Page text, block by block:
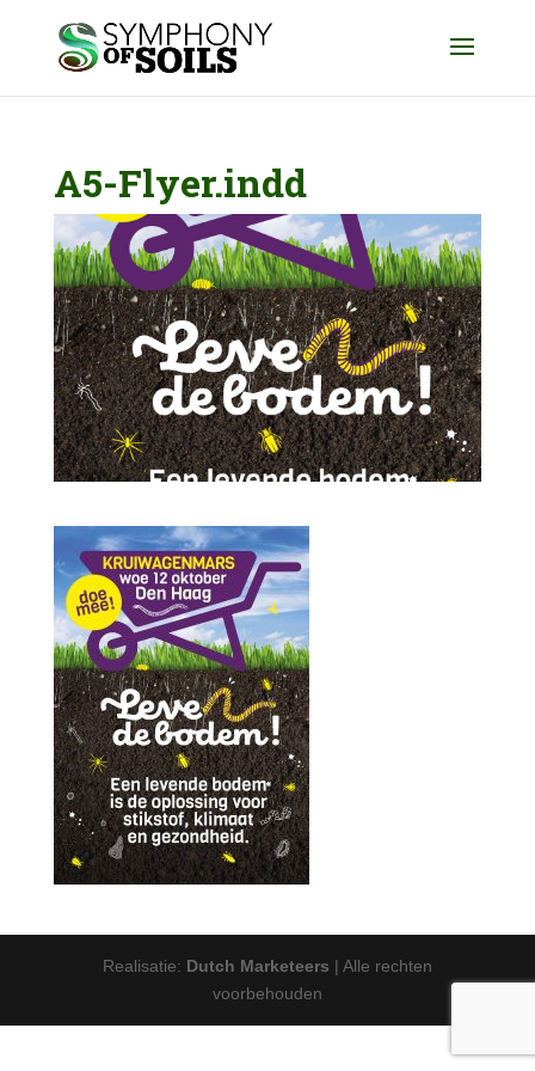
A5-Flyer.indd
Realisatie: Dutch Marketeers | Alle rechten
voorbehouden